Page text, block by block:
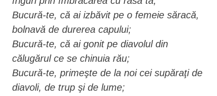
Bucură-te, că ai izbăvit pe o femeie săracă,
bolnavă de durerea capului;
Bucură-te, că ai gonit pe diavolul din
călugărul ce se chinuia rău;
Bucură-te, primeşte de la noi cei supăraţi de
diavoli, de trup şi de lume;